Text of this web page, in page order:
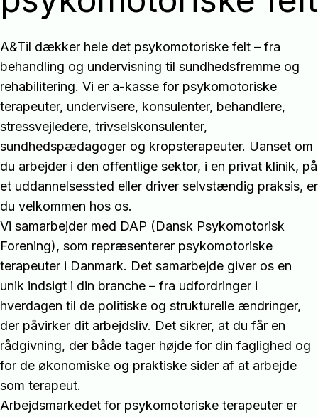
A&Til dækker hele det psykomotoriske felt – fra
behandling og undervisning til sundhedsfremme og
rehabilitering. Vi er a-kasse for psykomotoriske
terapeuter, undervisere, konsulenter, behandlere,
stressvejledere, trivselskonsulenter,
sundhedspædagoger og kropsterapeuter. Uanset om
du arbejder i den offentlige sektor, i en privat klinik, på
et uddannelsessted eller driver selvstændig praksis, er
du velkommen hos os.
Vi samarbejder med DAP (Dansk Psykomotorisk
Forening), som repræsenterer psykomotoriske
terapeuter i Danmark. Det samarbejde giver os en
unik indsigt i din branche – fra udfordringer i
hverdagen til de politiske og strukturelle ændringer,
der påvirker dit arbejdsliv. Det sikrer, at du får en
rådgivning, der både tager højde for din faglighed og
for de økonomiske og praktiske sider af at arbejde
som terapeut.
Arbejdsmarkedet for psykomotoriske terapeuter er